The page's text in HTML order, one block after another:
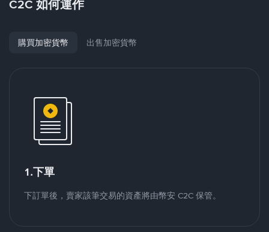
C2C 如何運作
購買加密貨幣 出售加密貨幣
1.下單
下訂單後，賣家該筆交易的資產將由幣安 C2C 保管。